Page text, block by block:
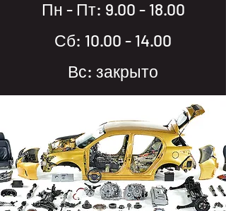
Пн - Пт: 9.00 - 18.00
Сб: 10.00 - 14.00
Вс: закрыто